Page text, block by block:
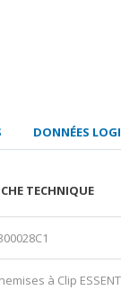
DONNÉES
TECHNIQUE
à Clip